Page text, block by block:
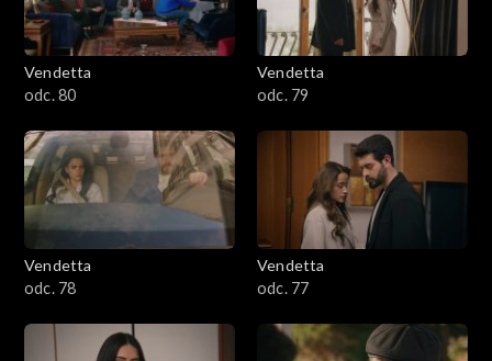
Vendetta
odc. 80
Vendetta
odc. 79
Vendetta
odc. 78
Vendetta
odc. 77